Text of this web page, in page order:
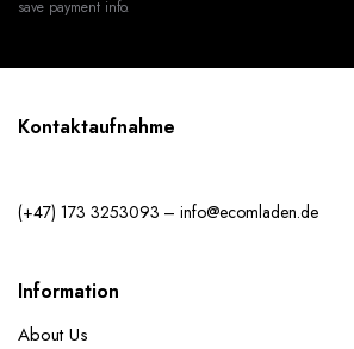
save payment info.
Kontaktaufnahme
(+47) 173 3253093 – info@ecomladen.de
Information
About Us